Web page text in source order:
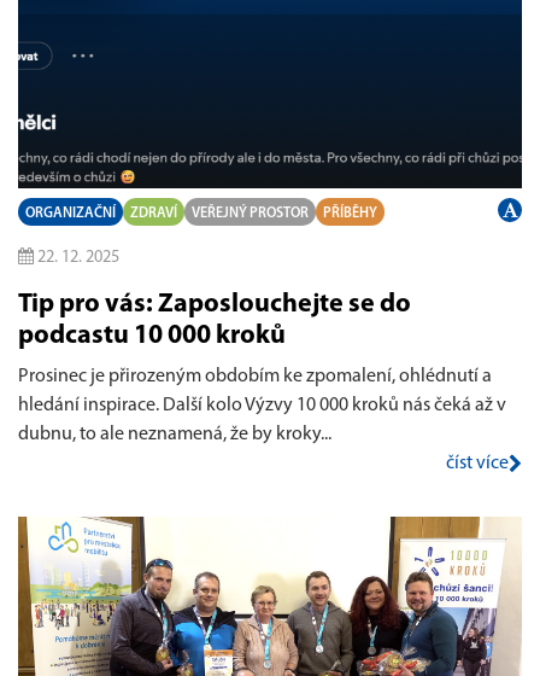
ORGANIZAČNÍ ZDRAVÍ VEŘEJNÝ PROSTOR PŘÍBĚHY
22. 12. 2025
Tip pro vás: Zaposlouchejte se do
podcastu 10 000 kroků
Prosinec je přirozeným obdobím ke zpomalení, ohlédnutí a
hledání inspirace. Další kolo Výzvy 10 000 kroků nás čeká až v
dubnu, to ale neznamená, že by kroky...
číst více